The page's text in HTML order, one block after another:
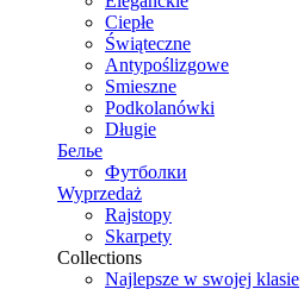
Ciepłe
Świąteczne
Antypoślizgowe
Smieszne
Podkolanówki
Długie
Белье
Футболки
Wyprzedaż
Rajstopy
Skarpety
Collections
Najlepsze w swojej klasie